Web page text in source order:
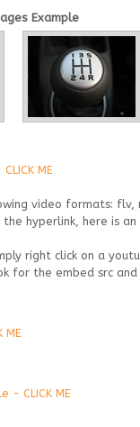
Example
ME
video formats: flv,
hyperlink, here is
right click on a
for the embed src and
ME
- CLICK ME